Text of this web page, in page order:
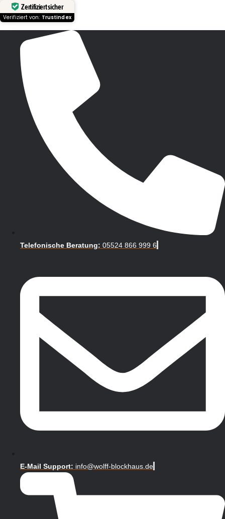
Zertifiziert sicher
Verifiziert von: Trustindex
Telefonische Beratung: 05524 866 999 6
E-Mail Support: info@wolff-blockhaus.de